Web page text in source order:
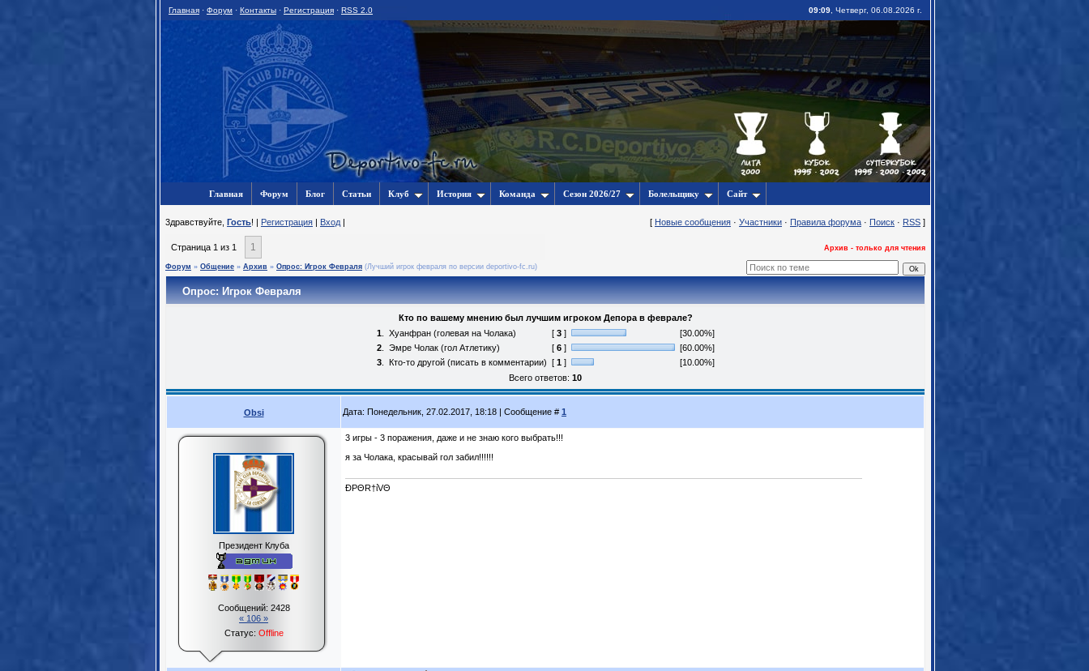
Главная · Форум · Контакты · Регистрация · RSS 2.0 09:09 , Четверг, 06.08.2026 г.
Главная Форум Блог Статьи Клуб История Команда Сезон 2026/27 Болельщику Сайт
3дравствуйте, Гость! | Регистрация | Вход | [ Новые сообщения · Участники · Правила форума · Поиск · RSS ]
Страница 1 из 1 1 Архив - только для чтения
Форум » Общение » Архив » Опрос: Игрок Февраля (Лучший игрок февраля по версии deportivo-fc.ru)
Опрос: Игрок Февраля
Кто по вашему мнению был лучшим игроком Депора в феврале?
1. Хуанфран (голевая на Чолака) [ 3]
[30.00%]
2. Эмре Чолак (гол Атлетику) [ 6]
[60.00%]
3. Кто-то другой (писать в комментарии) [ 1]
[10.00%]
Всего ответов: 10
Obsi Дата: Понедельник, 27.02.2017, 18:18 | Сообщение # 1
Президент Клуба
Сообщений: 2428
« 106 »
Статус: Offline
3 игры - 3 поражения, даже и не знаю кого выбрать!!!
я за Чолака, красывай гол забил!!!!!!
ĐPΘR†ίVΘ